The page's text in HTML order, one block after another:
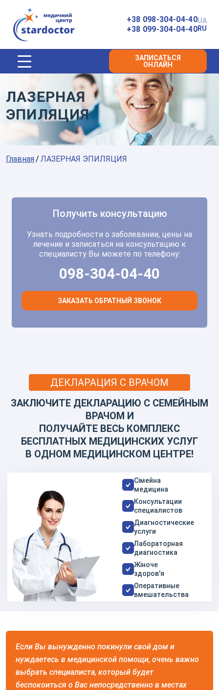
Главная
+38 098-304-04-40
+38 099-304-04-40
UA
RU
ЗАПИСАТЬСЯ
ОНЛАЙН
ЛАЗЕРНАЯ
ЭПИЛЯЦИЯ
Главная ЛАЗЕРНАЯ ЭПИЛЯЦИЯ
Получить консультацию
Узнать подробности о заболевании, цены на
лечение и записаться на консультацию к
специалисту Вы можете по телефону:
098-304-04-40
ЗАКАЗАТЬ ОБРАТНЫЙ ЗВОНОК
ДЕКЛАРАЦИЯ С ВРАЧОМ
ЗАКЛЮЧИТЕ ДЕКЛАРАЦИЮ С СЕМЕЙНЫМ
ВРАЧОМ И
ПОЛУЧАЙТЕ ВЕСЬ КОМПЛЕКС
БЕСПЛАТНЫХ МЕДИЦИНСКИХ УСЛУГ
В ОДНОМ МЕДИЦИНСКОМ ЦЕНТРЕ!
Сімейна
медицина
Консультации
специалистов
Диагностические
услуги
Лабораторная
диагностика
Жіноче
здоров'я
Оперативные
вмешательства
Если Вы вынужденно покинули свой дом и
нуждаетесь в медицинской помощи, очень важно
выбрать специалиста, который будет
беспокоиться о Вас непосредственно в местах
Оставьте ваши контактные
данные